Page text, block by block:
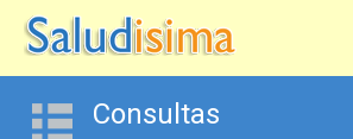
Consultas